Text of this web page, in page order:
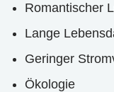
Romantischer
Lange
Geringer
Ökologie